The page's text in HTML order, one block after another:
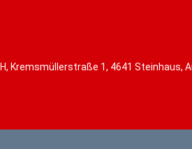
Kremsmüllerstraße 1, 4641 Steinhaus,